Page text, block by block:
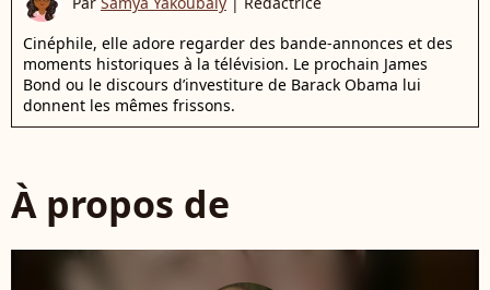
Cinéphile, elle adore regarder des bande-annonces et des
moments historiques à la télévision. Le prochain James
Bond ou le discours d’investiture de Barack Obama lui
donnent les mêmes frissons.
À propos de